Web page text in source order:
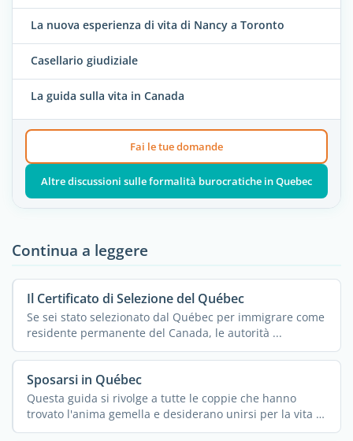
La nuova esperienza di vita di Nancy a Toronto
Casellario giudiziale
La guida sulla vita in Canada
Fai le tue domande
Altre discussioni sulle formalità burocratiche in Quebec
Continua a leggere
Il Certificato di Selezione del Québec
Se sei stato selezionato dal Québec per immigrare come
residente permanente del Canada, le autorità ...
Sposarsi in Québec
Questa guida si rivolge a tutte le coppie che hanno
trovato l'anima gemella e desiderano unirsi per la vita in
...